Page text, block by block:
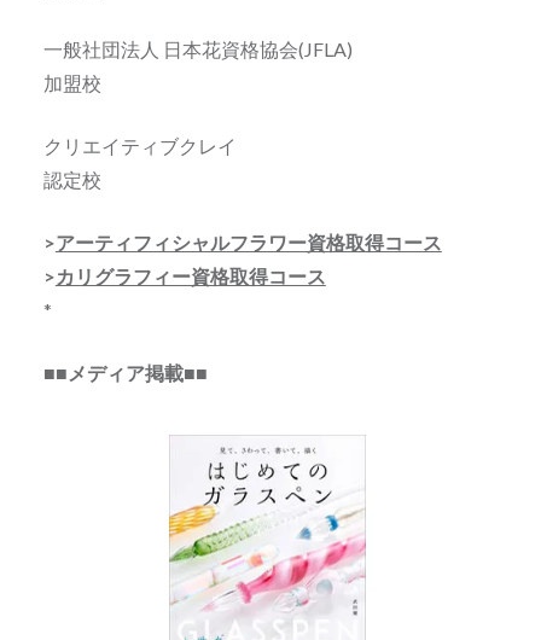
一般社団法人 日本花資格協会(JFLA)
加盟校
クリエイティブクレイ
認定校
>アーティフィシャルフラワー資格取得コース
>カリグラフィー資格取得コース
*
■■メディア掲載■■